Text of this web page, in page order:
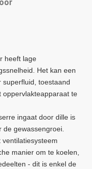
heeft lage
Het kan een
superfluid, toestaand
oppervlakteapparaat te
ingaat door dille is
gewassengroei.
manier om te koelen,
- dit is enkel de